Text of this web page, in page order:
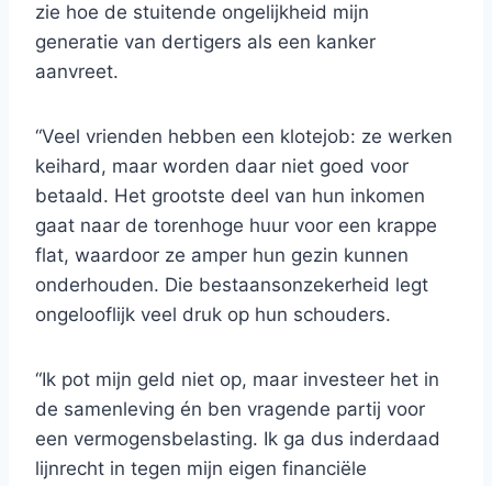
zie hoe de stuitende ongelijkheid mijn
generatie van dertigers als een kanker
aanvreet.
“Veel vrienden hebben een klotejob: ze werken
keihard, maar worden daar niet goed voor
betaald. Het grootste deel van hun inkomen
gaat naar de torenhoge huur voor een krappe
flat, waardoor ze amper hun gezin kunnen
onderhouden. Die bestaansonzekerheid legt
ongelooflijk veel druk op hun schouders.
“Ik pot mijn geld niet op, maar investeer het in
de samenleving én ben vragende partij voor
een vermogensbelasting. Ik ga dus inderdaad
lijnrecht in tegen mijn eigen financiële